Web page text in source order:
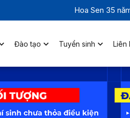
Hoa Sen 35
Đào tạo Tuyển sinh Liên